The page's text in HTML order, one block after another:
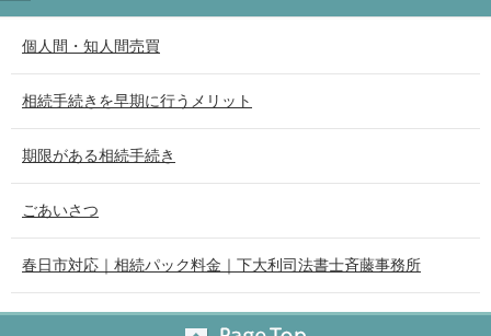
個人間・知人間売買
相続手続きを早期に行うメリット
期限がある相続手続き
ごあいさつ
春日市対応｜相続パック料金｜下大利司法書士斉藤事務所